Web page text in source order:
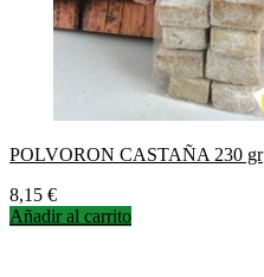
POLVORON CASTAÑA 230 gr
Precio
8,15 €
Añadir al carrito